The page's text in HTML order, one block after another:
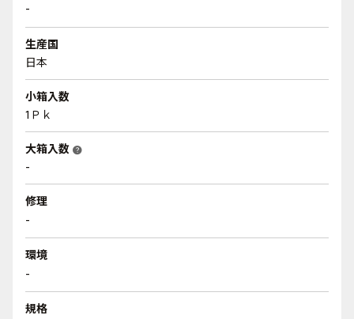
-
生産国
日本
小箱入数
1Ｐｋ
大箱入数 help
-
修理
-
環境
-
規格